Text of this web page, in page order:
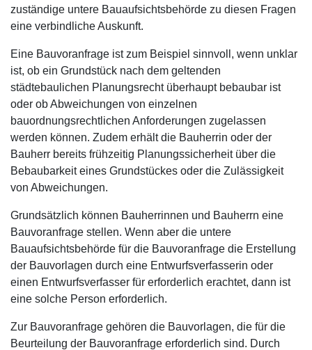
zuständige untere Bauaufsichtsbehörde zu diesen Fragen
eine verbindliche Auskunft.
Eine Bauvoranfrage ist zum Beispiel sinnvoll, wenn unklar
ist, ob ein Grundstück nach dem geltenden
städtebaulichen Planungsrecht überhaupt bebaubar ist
oder ob Abweichungen von einzelnen
bauordnungsrechtlichen Anforderungen zugelassen
werden können. Zudem erhält die Bauherrin oder der
Bauherr bereits frühzeitig Planungssicherheit über die
Bebaubarkeit eines Grundstückes oder die Zulässigkeit
von Abweichungen.
Grundsätzlich können Bauherrinnen und Bauherrn eine
Bauvoranfrage stellen. Wenn aber die untere
Bauaufsichtsbehörde für die Bauvoranfrage die Erstellung
der Bauvorlagen durch eine Entwurfsverfasserin oder
einen Entwurfsverfasser für erforderlich erachtet, dann ist
eine solche Person erforderlich.
Zur Bauvoranfrage gehören die Bauvorlagen, die für die
Beurteilung der Bauvoranfrage erforderlich sind. Durch